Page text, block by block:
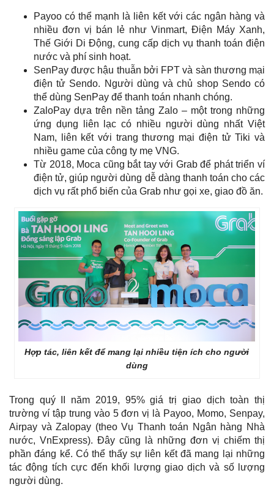
Payoo có thể mạnh là liên kết với các ngân hàng và
nhiều đơn vị bán lẻ như Vinmart, Điện Máy Xanh,
Thế Giới Di Động, cung cấp dịch vụ thanh toán điện
nước và phí sinh hoạt.
SenPay được hậu thuẫn bởi FPT và sàn thương mại
điện tử Sendo. Người dùng và chủ shop Sendo có
thể dùng SenPay để thanh toán nhanh chóng.
ZaloPay dựa trên nền tảng Zalo – một trong những
ứng dụng liên lạc có nhiều người dùng nhất Việt
Nam, liên kết với trang thương mại điện tử Tiki và
nhiều game của công ty mẹ VNG.
Từ 2018, Moca cũng bắt tay với Grab để phát triển ví
điện tử, giúp người dùng dễ dàng thanh toán cho các
dịch vụ rất phổ biến của Grab như gọi xe, giao đồ ăn.
Hợp tác, liên kết để mang lại nhiều tiện ích cho người
dùng
Trong quý II năm 2019, 95% giá trị giao dịch toàn thị
trường ví tập trung vào 5 đơn vị là Payoo, Momo, Senpay,
Airpay và Zalopay (theo Vụ Thanh toán Ngân hàng Nhà
nước, VnExpress). Đây cũng là những đơn vị chiếm thị
phần đáng kể. Có thể thấy sự liên kết đã mang lại những
tác động tích cực đến khối lượng giao dịch và số lượng
người dùng.